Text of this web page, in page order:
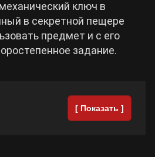
ключ в
в секретной пещере
предмет и с его
задание.
[ Показать ]